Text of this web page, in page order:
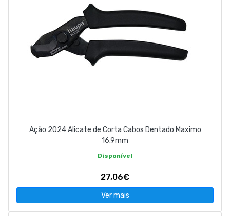
Ação 2024 Alicate de Corta Cabos Dentado Maximo
16.9mm
Disponível
27,06€
Ver mais